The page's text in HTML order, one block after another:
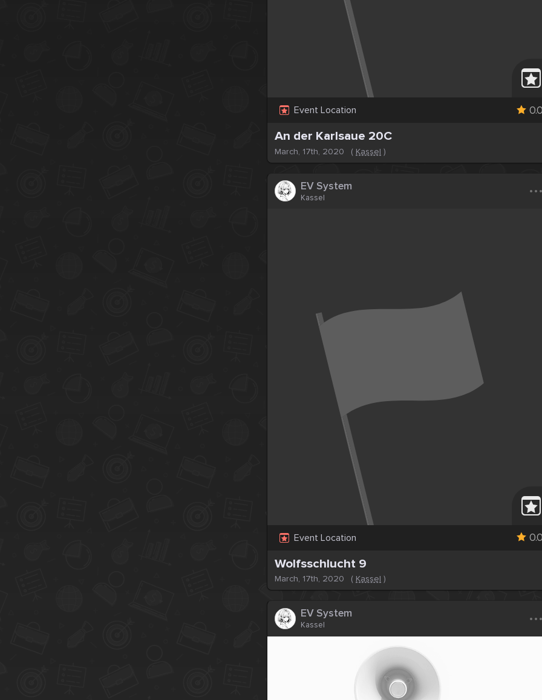
Event Location
An der Karlsaue 20C
March, 17th, 2020 ( Kassel )
EV System
Kassel
Event Location
Wolfsschlucht 9
March, 17th, 2020 ( Kassel )
EV System
Kassel